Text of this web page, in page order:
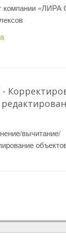
компании
вычитание/